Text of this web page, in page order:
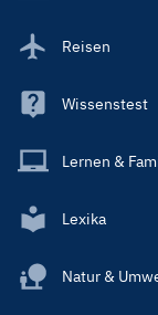
Reisen
Wissenstest
Lernen &
Lexika
Natur &